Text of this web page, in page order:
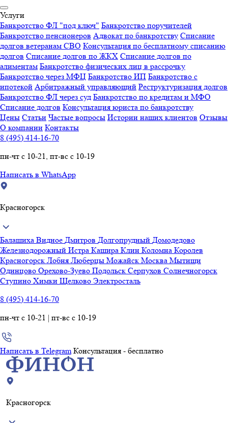
Услуги
Банкротство ФЛ "под ключ" Банкротство поручителей
Банкротство пенсионеров Адвокат по банкротству Списание
долгов ветеранам СВО Консультация по бесплатному списанию
долгов Списание долгов по ЖКХ Списание долгов по
алиментам Банкротство физических лиц в рассрочку
Банкротство через МФЦ Банкротство ИП Банкротство с
ипотекой Арбитражный управляющий Реструктуризация долгов
Банкротство ФЛ через суд Банкротство по кредитам и МФО
Списание долгов Консультация юриста по банкротству
Цены Статьи Частые вопросы Истории наших клиентов Отзывы
О компании Контакты
8 (495) 414-16-70
пн-чт с 10-21, пт-вс с 10-19
Написать в WhatsApp
Красногорск
Балашиха Видное Дмитров Долгопрудный Домодедово
Железнодорожный Истра Кашира Клин Коломна Королев
Красногорск Лобня Люберцы Можайск Москва Мытищи
Одинцово Орехово-Зуево Подольск Серпухов Солнечногорск
Ступино Химки Щелково Электросталь
8 (495) 414-16-70
пн-чт с 10-21 | пт-вс с 10-19
Написать в Telegram Консультация - бесплатно
Красногорск